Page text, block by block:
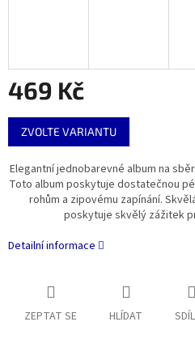
469 Kč
Měrná
cena:
ZVOLTE VARIANTU
Elegantní jednobarevné album na
Toto album poskytuje dostatečnou
rohům a zipovému zapínání.
poskytuje skvělý zážitek
Detailní informace
ZEPTAT SE HLÍDAT